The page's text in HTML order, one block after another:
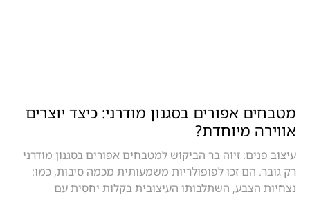
מטבחים אפורים בסגנון מודרני: כיצד יוצרים
אווירה מיוחדת?
עיצוב פנים: זיוה בר הביקוש למטבחים אפורים בסגנון מודרני
רק גובר. הם זכו לפופולריות משמעותית מכמה סיבות, כמו:
נצחיות הצבע, השתלבותו העיצובית בקלות יחסית עם